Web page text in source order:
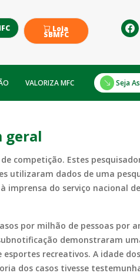
Loja
SBMFC
VALORIZA MFC Seja
geral
competição. Estes
utilizaram dados de uma
imprensa do serviço nacional
por milhão de pessoas por
demonstraram
recreativos. A idade
dos casos tivesse